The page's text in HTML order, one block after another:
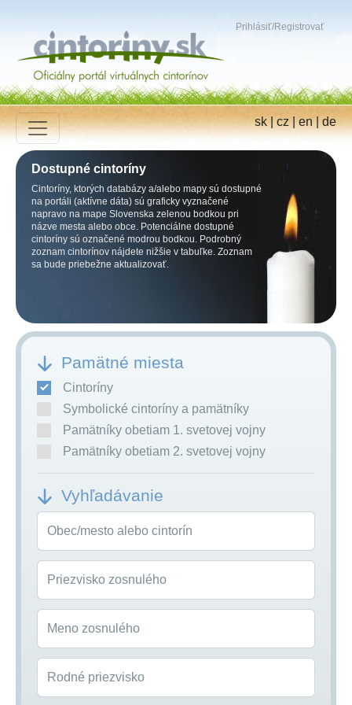
Prihlásiť/Registrovať
sk|cz|en|de
Dostupné cintoríny
Cintoríny, ktorých databázy a/alebo mapy sú dostupné
na portáli (aktívne dáta) sú graficky vyznačené
napravo na mape Slovenska zelenou bodkou pri
názve mesta alebo obce. Potenciálne dostupné
cintoríny sú označené modrou bodkou. Podrobný
zoznam cintorínov nájdete nižšie v tabuľke. Zoznam
sa bude priebežne aktualizovať.
Pamätné miesta
Cintoríny
Symbolické cintoríny a pamätníky
Pamätníky obetiam 1. svetovej vojny
Pamätníky obetiam 2. svetovej vojny
Vyhľadávanie
Obec/mesto alebo cintorín
Priezvisko zosnulého
Meno zosnulého
Rodné priezvisko